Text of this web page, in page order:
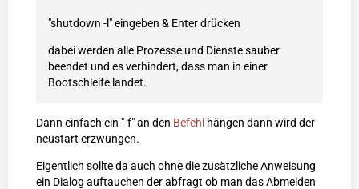
"shutdown -l" eingeben & Enter drücken
dabei werden alle Prozesse und Dienste sauber
beendet und es verhindert, dass man in einer
Bootschleife landet.
Dann einfach ein "-f" an den Befehl hängen dann wird der
neustart erzwungen.
Eigentlich sollte da auch ohne die zusätzliche Anweisung
ein Dialog auftauchen der abfragt ob man das Abmelden